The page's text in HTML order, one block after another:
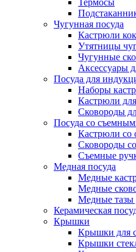
Термосы
Чугунная посуда
Кастрюли
Утятницы
Чугунные
Аксессуары
Посуда для
Наборы
Кастрюли
Сковороды
Посуда со
Кастрюли со
Сковороды
Съемные
Медная посуда
Медные
Медные
Медные тазы
Керамическая
Крышки
Крышки для
Крышки